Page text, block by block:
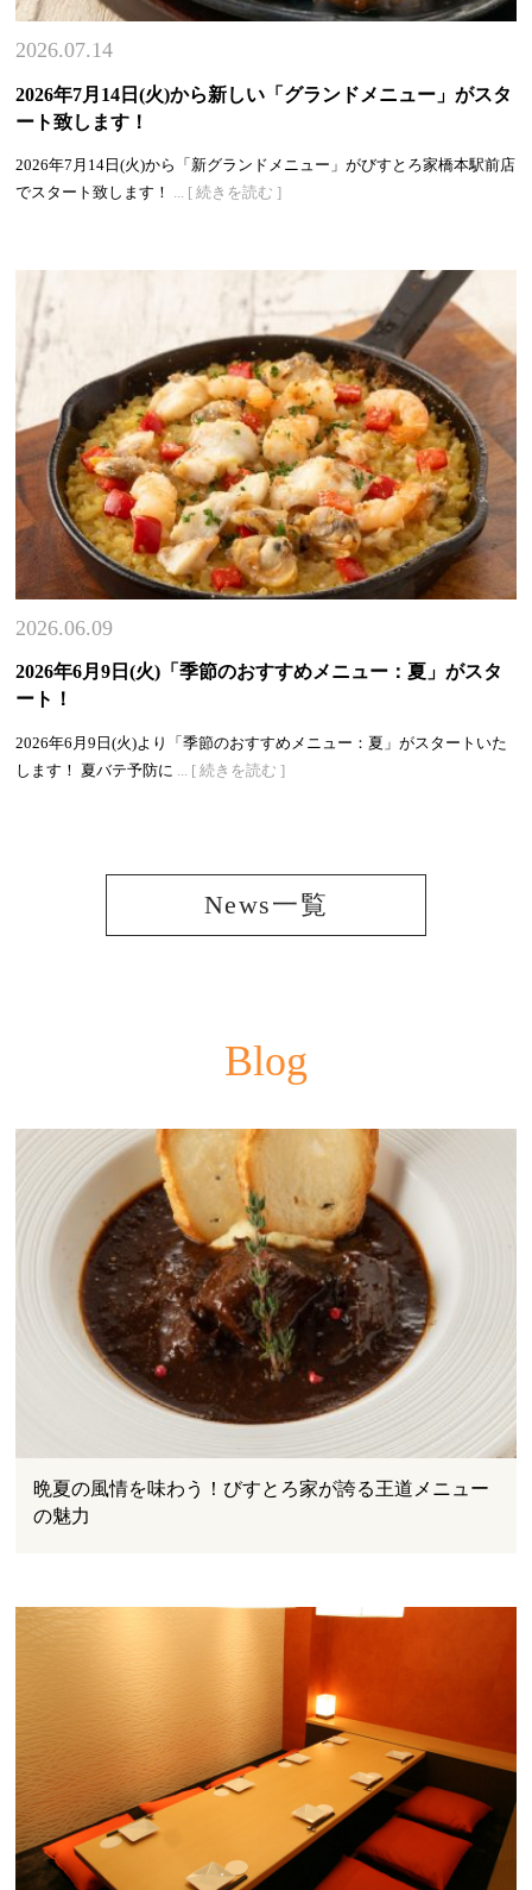
2026.07.14
2026年7月14日(火)から新しい「グランドメニュー」がスタ
ート致します！
2026年7月14日(火)から「新グランドメニュー」がびすとろ家橋本駅前店
でスタート致します！
... [ 続きを読む ]
2026.06.09
2026年6月9日(火)「季節のおすすめメニュー：夏」がスタ
ート！
2026年6月9日(火)より「季節のおすすめメニュー：夏」がスタートいた
します！ 夏バテ予防に ... [ 続きを読む ]
News一覧
Blog
晩夏の風情を味わう！びすとろ家が誇る王道メニュー
の魅力